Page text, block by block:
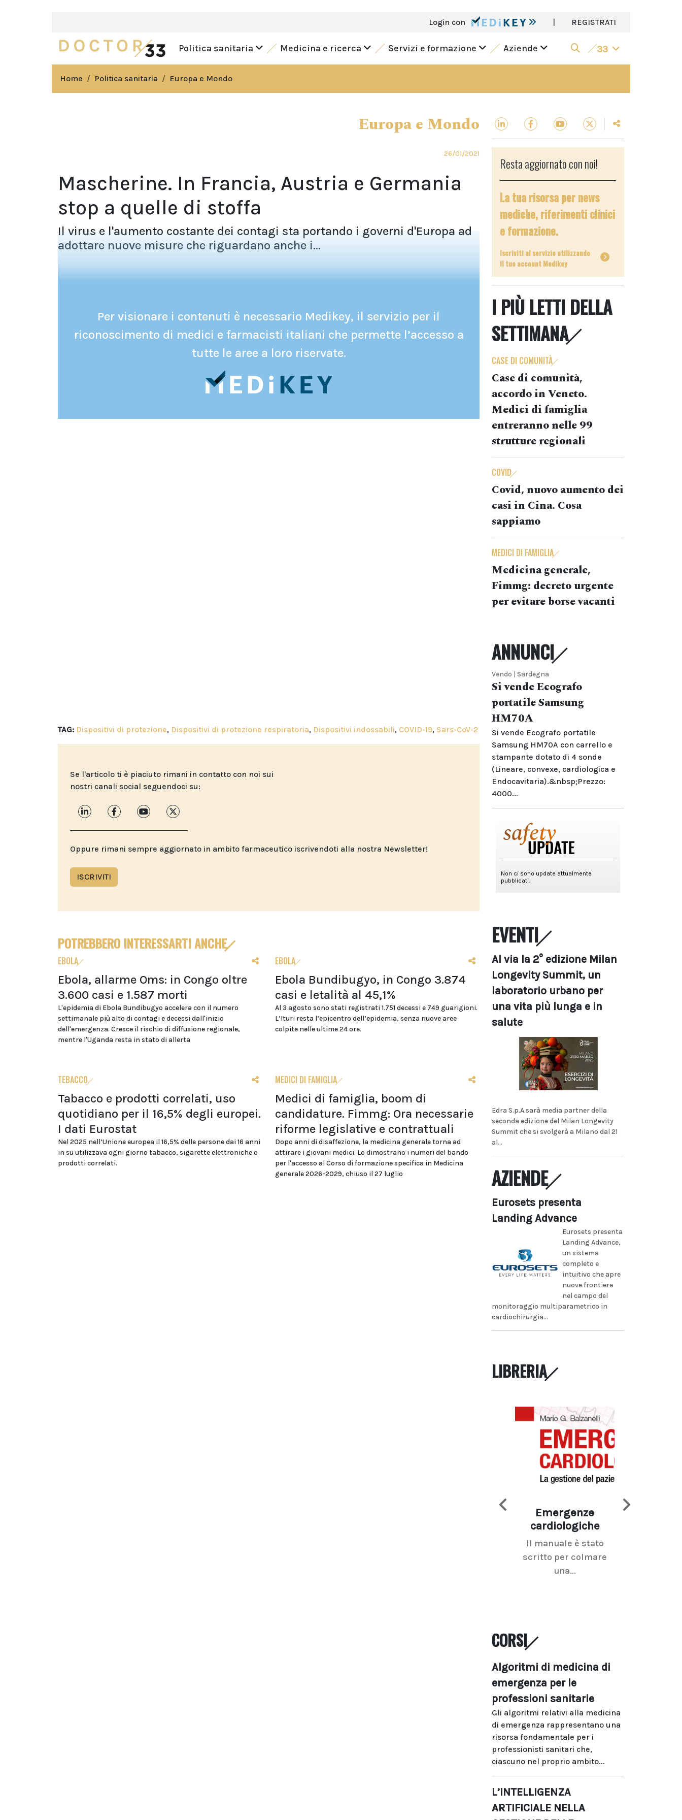
Login con | REGISTRATI
Politica sanitaria Medicina e ricerca Servizi e formazione Aziende 33
Home Politica sanitaria Europa e Mondo
Europa e Mondo
26/01/2021
Mascherine. In Francia, Austria e Germania
stop a quelle di stoffa
Il virus e l'aumento costante dei contagi sta portando i governi d'Europa ad
adottare nuove misure che riguardano anche i...
Per visionare i contenuti è necessario Medikey, il servizio per il
riconoscimento di medici e farmacisti italiani che permette l’accesso a
tutte le aree a loro riservate.
TAG: Dispositivi di protezione, Dispositivi di protezione respiratoria, Dispositivi indossabili, COVID-19, Sars-CoV-2
Se l'articolo ti è piaciuto rimani in contatto con noi sui
nostri canali social seguendoci su:
Oppure rimani sempre aggiornato in ambito farmaceutico iscrivendoti alla nostra Newsletter!
ISCRIVITI
POTREBBERO INTERESSARTI ANCHE
EBOLA
Ebola, allarme Oms: in Congo oltre
3.600 casi e 1.587 morti
L'epidemia di Ebola Bundibugyo accelera con il numero
settimanale più alto di contagi e decessi dall'inizio
dell'emergenza. Cresce il rischio di diffusione regionale,
mentre l'Uganda resta in stato di allerta
EBOLA
Ebola Bundibugyo, in Congo 3.874
casi e letalità al 45,1%
Al 3 agosto sono stati registrati 1.751 decessi e 749 guarigioni.
L’Ituri resta l’epicentro dell’epidemia, senza nuove aree
colpite nelle ultime 24 ore.
TEBACCO
Tabacco e prodotti correlati, uso
quotidiano per il 16,5% degli europei.
I dati Eurostat
Nel 2025 nell’Unione europea il 16,5% delle persone dai 16 anni
in su utilizzava ogni giorno tabacco, sigarette elettroniche o
prodotti correlati.
MEDICI DI FAMIGLIA
Medici di famiglia, boom di
candidature. Fimmg: Ora necessarie
riforme legislative e contrattuali
Dopo anni di disaffezione, la medicina generale torna ad
attirare i giovani medici. Lo dimostrano i numeri del bando
per l'accesso al Corso di formazione specifica in Medicina
generale 2026-2029, chiuso il 27 luglio
Resta aggiornato con noi!
La tua risorsa per news
mediche, riferimenti clinici
e formazione.
Iscriviti al servizio utilizzando
il tuo account Medikey
I PIÙ LETTI DELLA
SETTIMANA
CASE DI COMUNITÀ
Case di comunità,
accordo in Veneto.
Medici di famiglia
entreranno nelle 99
strutture regionali
COVID
Covid, nuovo aumento dei
casi in Cina. Cosa
sappiamo
MEDICI DI FAMIGLIA
Medicina generale,
Fimmg: decreto urgente
per evitare borse vacanti
ANNUNCI
Vendo | Sardegna
Si vende Ecografo
portatile Samsung
HM70A
Si vende Ecografo portatile
Samsung HM70A con carrello e
stampante dotato di 4 sonde
(Lineare, convexe, cardiologica e
Endocavitaria).&nbsp;Prezzo:
4000...
EVENTI
Al via la 2° edizione Milan
Longevity Summit, un
laboratorio urbano per
una vita più lunga e in
salute
Edra S.p.A sarà media partner della
seconda edizione del Milan Longevity
Summit che si svolgerà a Milano dal 21
al...
AZIENDE
Eurosets presenta
Landing Advance
Eurosets presenta
Landing Advance,
un sistema
completo e
intuitivo che apre
nuove frontiere
nel campo del
monitoraggio multiparametrico in
cardiochirurgia...
LIBRERIA
Emergenze
cardiologiche
Il manuale è stato
scritto per colmare
una...
CORSI
Algoritmi di medicina di
emergenza per le
professioni sanitarie
Gli algoritmi relativi alla medicina
di emergenza rappresentano una
risorsa fondamentale per i
professionisti sanitari che,
ciascuno nel proprio ambito...
L’INTELLIGENZA
ARTIFICIALE NELLA